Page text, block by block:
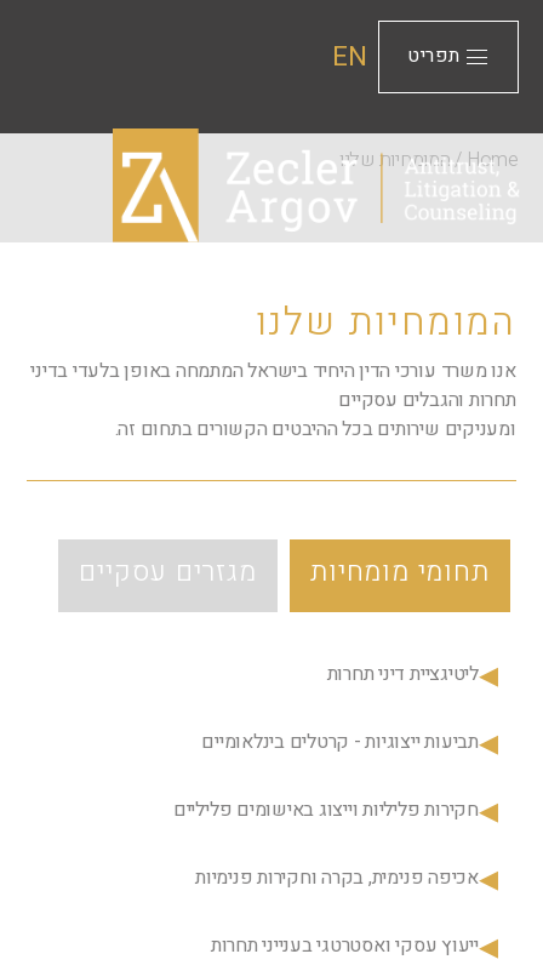
תפריט EN
Home
/המומחיות שלנו
המומחיות שלנו
אנו משרד עורכי הדין היחיד בישראל המתמחה באופן בלעדי בדיני
תחרות והגבלים עסקיים
ומעניקים שירותים בכל ההיבטים הקשורים בתחום זה.
תחומי מומחיות מגזרים עסקיים
ליטיגציית דיני תחרות
תביעות ייצוגיות - קרטלים בינלאומיים
חקירות פליליות וייצוג באישומים פליליים
אכיפה פנימית, בקרה וחקירות פנימיות
ייעוץ עסקי ואסטרטגי בענייני תחרות